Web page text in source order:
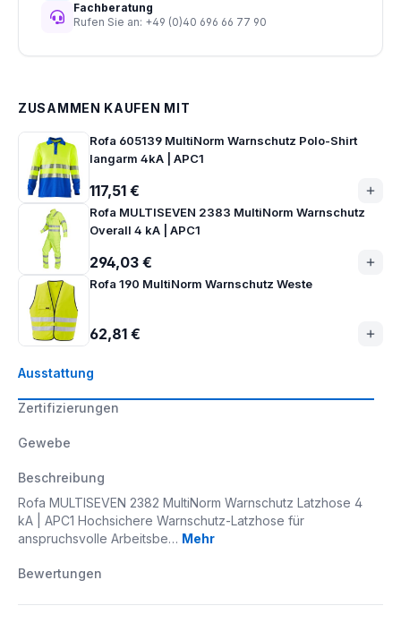
Ausstattung
Zertifizierungen
Gewebe
Beschreibung
Rofa MULTISEVEN 2382 MultiNorm Warnschutz Latzhose 4
kA | APC1 Hochsichere Warnschutz-Latzhose für
anspruchsvolle Arbeitsbe… Mehr
Bewertungen
Fachberatung
Rufen Sie an: +49 (0)40 696 66 77 90
ZUSAMMEN KAUFEN MIT
Rofa 605139 MultiNorm Warnschutz Polo-Shirt
langarm 4kA | APC1
117,51 €
Rofa MULTISEVEN 2383 MultiNorm Warnschutz
Overall 4 kA | APC1
294,03 €
Rofa 190 MultiNorm Warnschutz Weste
62,81 €